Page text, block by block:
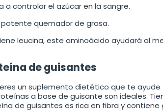
a controlar el azúcar en la sangre.
potente quemador de grasa.
leucina, este aminoácido ayudará al
de guisantes
un suplemento dietético que te
a base de guisante son ideales.
de guisantes es rica en fibra y contiene